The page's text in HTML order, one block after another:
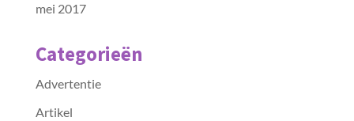
mei 2017
Categorieën
Advertentie
Artikel